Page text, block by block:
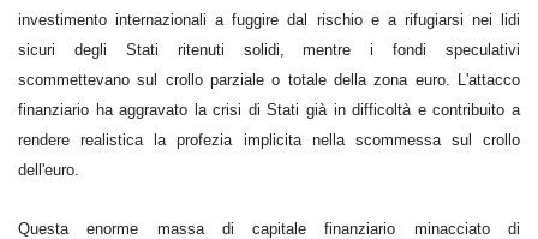
investimento internazionali a fuggire dal rischio e a rifugiarsi nei lidi
sicuri degli Stati ritenuti solidi, mentre i fondi speculativi
scommettevano sul crollo parziale o totale della zona euro. L'attacco
finanziario ha aggravato la crisi di Stati già in difficoltà e contribuito a
rendere realistica la profezia implicita nella scommessa sul crollo
dell'euro.
Questa enorme massa di capitale finanziario minacciato di